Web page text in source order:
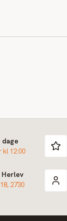
dage
kl 12:00
2730